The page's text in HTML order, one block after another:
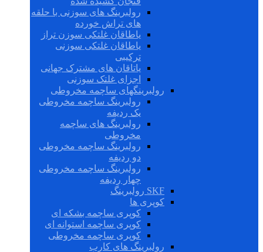
رولبرینگ های سوزنی با حلقه
های تراش خورده
یاطاقان غلتکی سوزن تراز
یاطاقان غلتکی سوزنی
ترکیبی
یاتاقان های مشترک جهانی
اجزای غلتک سوزنی
رولبرینگهای ساچمه مخروطی
رولبرینگ ساچمه مخروطی
یک ردیفه
رولبرینگ های ساچمه
مخروطی
رولبرینگ ساچمه مخروطی
دو ردیفه
رولبرینگ ساچمه مخروطی
چهار ردیفه
SKF رولبرینگ
کوپری ها
کوپری ساچمه بشکه ای
کوپری ساچمه استوانه ای
کوپری ساچمه مخروطی
رولبرینگ های کارب